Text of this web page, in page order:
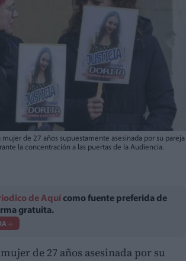
mujer de 27 años supuestamente asesinada por su pareja
la concentración a las puertas de la Audiencia.
de Aquí como fuente preferida de
gratuita.
de 27 años asesinada por su